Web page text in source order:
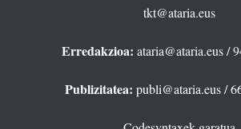
tkt@ataria.eus
Erredakzioa: ataria@ataria.eus/
Publizitatea: publi@ataria.eus/